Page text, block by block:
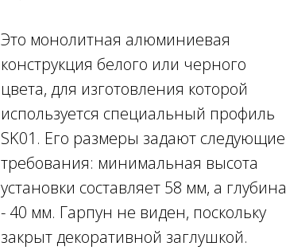
Это монолитная алюминиевая
конструкция белого или черного
цвета, для изготовления которой
используется специальный профиль
SK01. Его размеры задают следующие
требования: минимальная высота
установки составляет 58 мм, а глубина
- 40 мм. Гарпун не виден, поскольку
закрыт декоративной заглушкой.